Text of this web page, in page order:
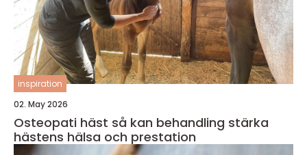
inspiration
02. May 2026
Osteopati häst så kan behandling stärka
hästens hälsa och prestation